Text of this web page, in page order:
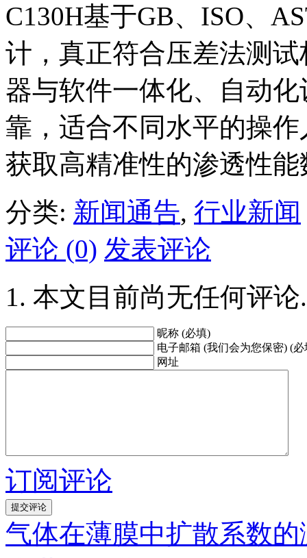
C130H基于GB、ISO、
计，真正符合压差法测
器与软件一体化、自动
靠，适合不同水平的操
获取高精准性的渗透性能
分类: 新闻通告, 行业新闻
评论 (0) 发表评论
本文目前尚无任何评论.
昵称 (必填)
电子邮箱 (我们会为您保密) (必
网址
订阅评论
气体在薄膜中扩散系数